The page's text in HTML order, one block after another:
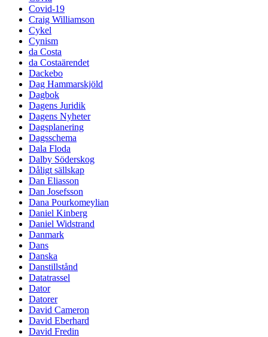
Covid-19
Craig Williamson
Cykel
Cynism
da Costa
da Costaärendet
Dackebo
Dag Hammarskjöld
Dagbok
Dagens Juridik
Dagens Nyheter
Dagsplanering
Dagsschema
Dala Floda
Dalby Söderskog
Dåligt sällskap
Dan Eliasson
Dan Josefsson
Dana Pourkomeylian
Daniel Kinberg
Daniel Widstrand
Danmark
Dans
Danska
Danstillstånd
Datatrassel
Dator
Datorer
David Cameron
David Eberhard
David Fredin